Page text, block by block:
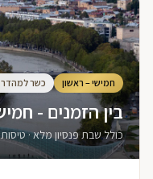
חמישי – ראשון כשר
בין הזמנים - חמישי
כולל שבת פנסיון מלא ·